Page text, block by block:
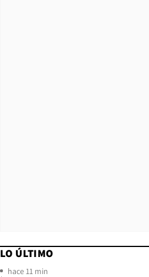
LO ÚLTIMO
hace 11 min